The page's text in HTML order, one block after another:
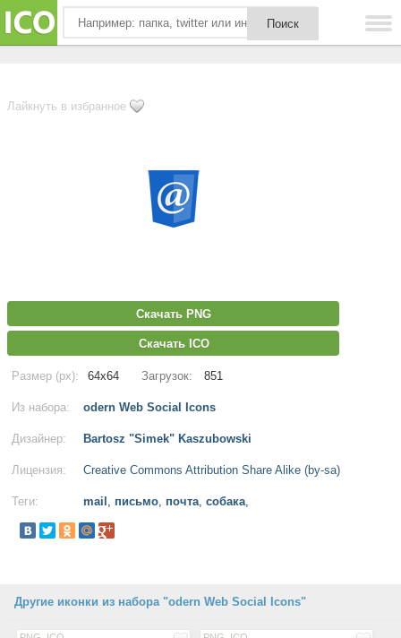
Лайкнуть в избранное
Скачать PNG
Скачать ICO
Размер (px): 64x64 Загрузок: 851
Из набора: odern Web Social Icons
Дизайнер: Bartosz "Simek" Kaszubowski
Лицензия: Creative Commons Attribution Share Alike (by-sa)
Теги: mail , письмо, почта, собака,
Другие иконки из набора "odern Web Social Icons"